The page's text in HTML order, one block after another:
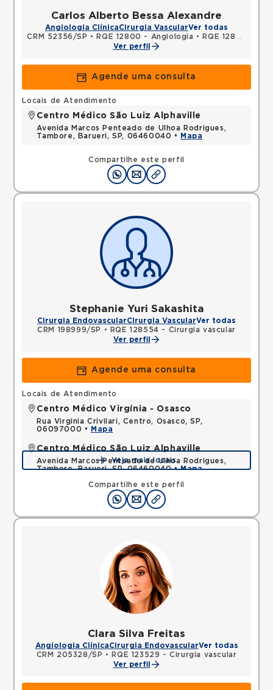
Carlos Alberto Bessa Alexandre
Angiologia ClínicaCirurgia VascularVer todas
CRM 52356/SP • RQE 12800 - Angiologia •
RQE 12801 - Cirurgia vascular
Ver perfil
Agende uma consulta
Compartilhe este perfil
Locais de Atendimento
Centro Médico São Luiz Alphaville
Avenida Marcos Penteado de Ulhoa Rodrigues,
Tambore, Barueri, SP, 06460040 •
Mapa
Stephanie Yuri Sakashita
Cirurgia EndovascularCirurgia VascularVer todas
CRM 198999/SP
•
RQE 128554 - Cirurgia vascular
Ver perfil
Agende uma consulta
Compartilhe este perfil
Locais de Atendimento
Centro Médico Virgínia - Osasco
Rua Virginia Crivilari, Centro, Osasco, SP,
06097000 •
Mapa
Centro Médico São Luiz Alphaville
Avenida Marcos Penteado de Ulhoa Rodrigues,
Tambore, Barueri, SP, 06460040 •Mapa
Veja mais locais
Clara Silva Freitas
Angiologia ClínicaCirurgia EndovascularVer todas
CRM 205328/SP •
RQE 123529 - Cirurgia vascular
Ver perfil